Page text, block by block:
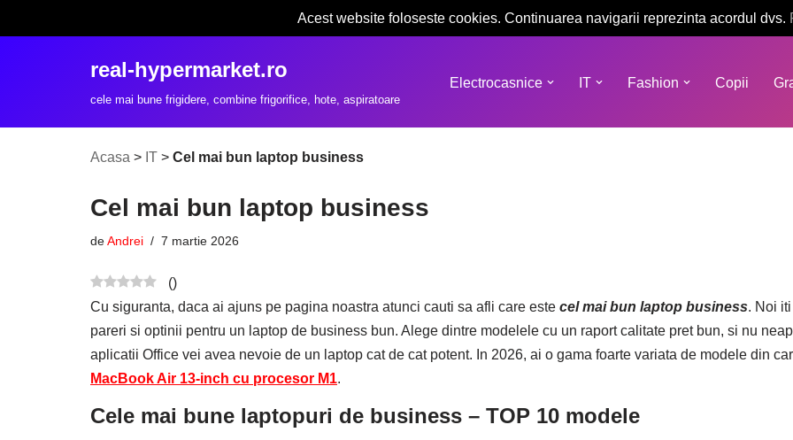
Acest website foloseste cookies. Continuarea navigarii reprezinta acordul dvs.
real-hypermarket.ro
cele mai bune frigidere, combine frigorifice, hote, aspiratoare
Electrocasnice IT Fashion Copii
Acasa > IT > Cel mai bun laptop business
Cel mai bun laptop business
deAndrei 7 martie 2026
()
Cu siguranta, daca ai ajuns pe pagina noastra atunci cauti sa afli care este cel mai bun laptop business. Noi
pareri si optinii pentru un laptop de business bun. Alege dintre modelele cu un raport calitate pret bun, si nu
aplicatii Office vei avea nevoie de un laptop cat de cat potent. In 2026, ai o gama foarte variata de modele din
MacBook Air 13-inch cu procesor M1.
Cele mai bune laptopuri de business – TOP 10 modele